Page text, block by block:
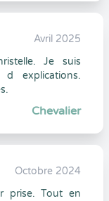
Avril 2025
Je suis
explications.
Chevalier
Octobre 2024
prise. Tout en